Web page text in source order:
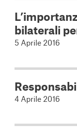
bilaterali
5 Aprile 2016
4 Aprile 2016